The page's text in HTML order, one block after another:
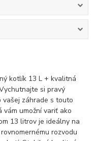
kotlík 13 L + kvalitná
si pravý
vašej záhrade s touto
umožní variť ako
13 litrov je ideálny na
rozvodu